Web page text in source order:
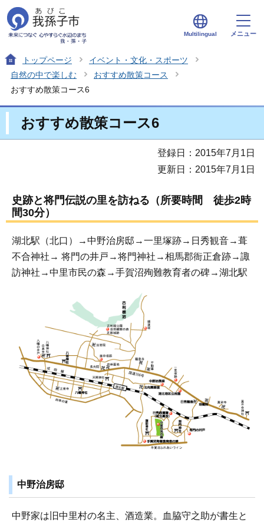
Multilingual メニュー
トップページ
イベント・文化・スポーツ
自然の中で楽しむ
おすすめ散策コース
おすすめ散策コース6
おすすめ散策コース6
登録日：2015年7月1日
更新日：2015年7月1日
史跡と将門伝説の里を訪ねる（所要時間 徒歩2時
間30分）
湖北駅（北口）→中野治房邸→一里塚跡→日秀観音→葺
不合神社→ 将門の井戸→将門神社→相馬郡衙正倉跡→諏
訪神社→中里市民の森→手賀沼殉難教育者の碑→湖北駅
中野治房邸
中野家は旧中里村の名主、酒造業。血脇守之助が書生と